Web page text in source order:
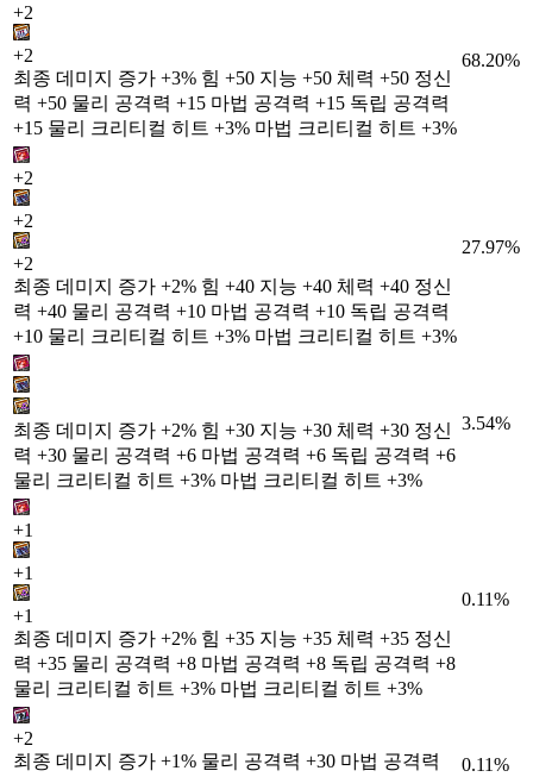
+2
+2
최종 데미지 증가 +3% 힘 +50 지능 +50 체력 +50 정신
력 +50 물리 공격력 +15 마법 공격력 +15 독립 공격력
+15 물리 크리티컬 히트 +3% 마법 크리티컬 히트 +3%
68.20%
+2
+2
+2
최종 데미지 증가 +2% 힘 +40 지능 +40 체력 +40 정신
력 +40 물리 공격력 +10 마법 공격력 +10 독립 공격력
+10 물리 크리티컬 히트 +3% 마법 크리티컬 히트 +3%
27.97%
최종 데미지 증가 +2% 힘 +30 지능 +30 체력 +30 정신
력 +30 물리 공격력 +6 마법 공격력 +6 독립 공격력 +6
물리 크리티컬 히트 +3% 마법 크리티컬 히트 +3%
3.54%
+1
+1
+1
최종 데미지 증가 +2% 힘 +35 지능 +35 체력 +35 정신
력 +35 물리 공격력 +8 마법 공격력 +8 독립 공격력 +8
물리 크리티컬 히트 +3% 마법 크리티컬 히트 +3%
0.11%
+2
최종 데미지 증가 +1% 물리 공격력 +30 마법 공격력
0.11%